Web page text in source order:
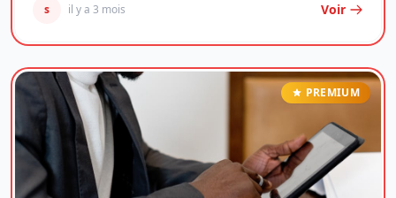
s il y a 3 mois Voir
PREMIUM